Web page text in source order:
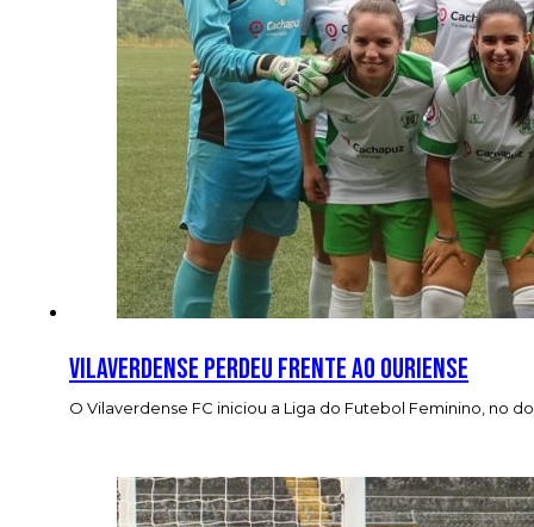
Vilaverdense perdeu frente ao Ouriense
O Vilaverdense FC iniciou a Liga do Futebol Feminino, no